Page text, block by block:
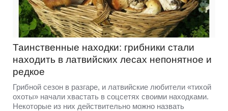
Таинственные находки: грибники стали
находить в латвийских лесах непонятное и
редкое
Грибной сезон в разгаре, и латвийские любители «тихой
охоты» начали хвастать в соцсетях своими находками.
Некоторые из них действительно можно назвать